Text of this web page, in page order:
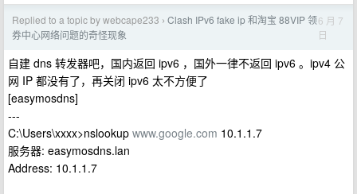
Replied to a topic by webcape233 › Clash IPv6 fake ip 和淘宝 88VIP 领
券中心网络问题的奇怪现象
6 月 7
日
自建 dns 转发器吧，国内返回 ipv6 ，国外一律不返回 ipv6 。ipv4 公
网 IP 都没有了，再关闭 ipv6 太不方便了
[easymosdns]
---
C:\Users\xxxx>nslookup www.google.com 10.1.1.7
服务器: easymosdns.lan
Address: 10.1.1.7